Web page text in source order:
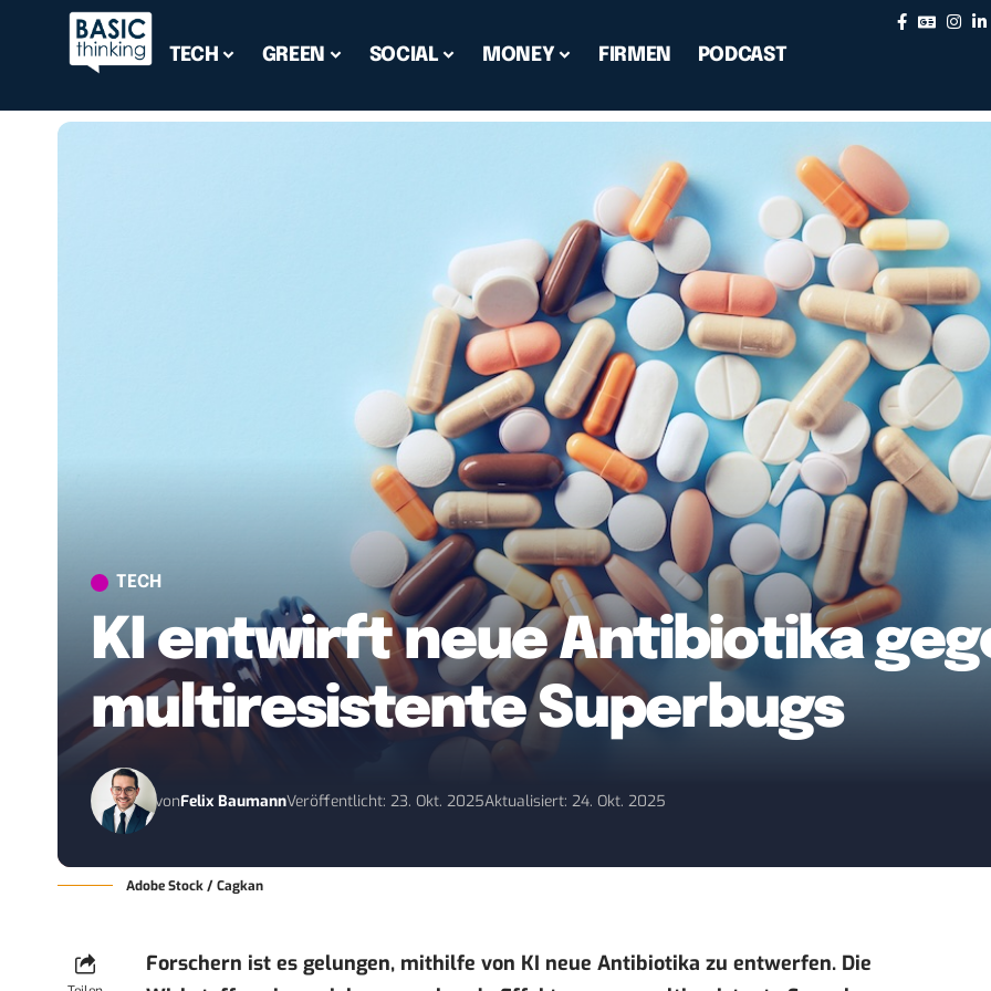
TECH GREEN SOCIAL MONEY FIRMEN PODCAST
TECH
KI entwirft neue Antibiotika
multiresistente Superbugs
vonFelix BaumannVeröffentlicht: 23. Okt. 2025Aktualisiert: 24. Okt. 2025
Adobe Stock / Cagkan
Forschern ist es gelungen, mithilfe von KI neue Antibiotika zu entwerfen. Die